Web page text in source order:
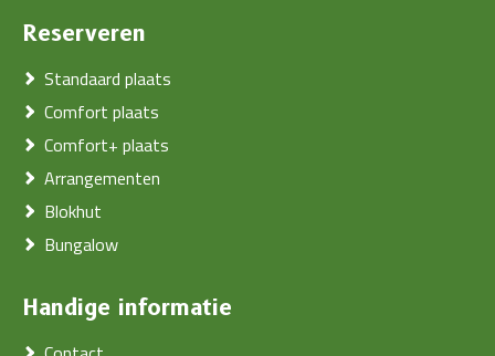
Reserveren
Standaard plaats
Comfort plaats
Comfort+ plaats
Arrangementen
Blokhut
Bungalow
Handige informatie